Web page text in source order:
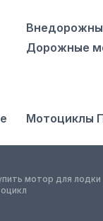
Дорожные
Мотоциклы
мотор для